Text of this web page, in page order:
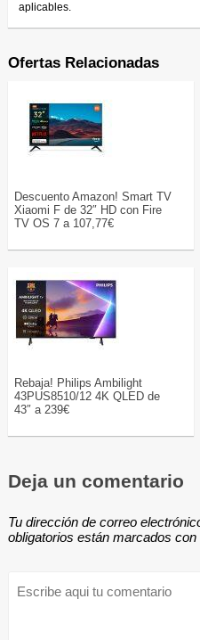
aplicables.
Ofertas Relacionadas
Descuento Amazon! Smart TV
Xiaomi F de 32″ HD con Fire
TV OS 7 a 107,77€
Rebaja! Philips Ambilight
43PUS8510/12 4K QLED de
43″ a 239€
Deja un comentario
Tu dirección de correo
obligatorios están marcados con